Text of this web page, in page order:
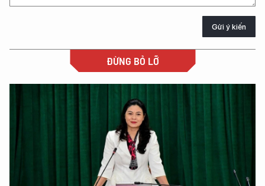
Gửi ý kiến
ĐỪNG BỎ LỠ